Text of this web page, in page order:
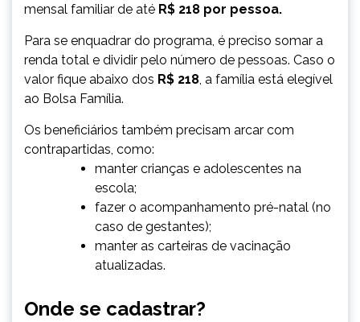
mensal familiar de até R$ 218 por pessoa.
Para se enquadrar do programa, é preciso somar a
renda total e dividir pelo número de pessoas. Caso o
valor fique abaixo dos R$ 218, a família está elegível
ao Bolsa Família.
Os beneficiários também precisam arcar com
contrapartidas, como:
manter crianças e adolescentes na
escola;
fazer o acompanhamento pré-natal (no
caso de gestantes);
manter as carteiras de vacinação
atualizadas.
Onde se cadastrar?